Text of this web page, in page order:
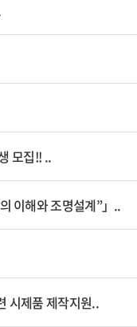
모집!! ..
이해와 조명설계”」..
시제품 제작지원..